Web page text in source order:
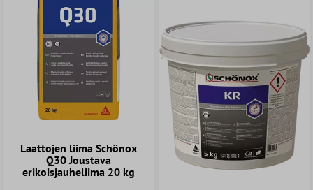
Laattojen liima Schönox
Q30 Joustava
erikoisjauheliima 20 kg